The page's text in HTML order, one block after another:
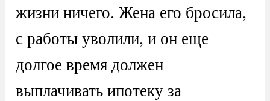
жизни ничего. Жена его бросила,
с работы уволили, и он еще
долгое время должен
выплачивать ипотеку за